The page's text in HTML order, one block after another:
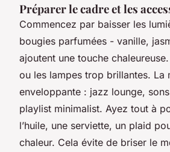
Préparer le cadre et les
Commencez par baisser les
bougies parfumées - vanille,
ajoutent une touche
ou les lampes trop brillantes. La
enveloppante : jazz lounge,
playlist minimalist. Ayez tout à
l’huile, une serviette, un plaid
chaleur. Cela évite de briser le